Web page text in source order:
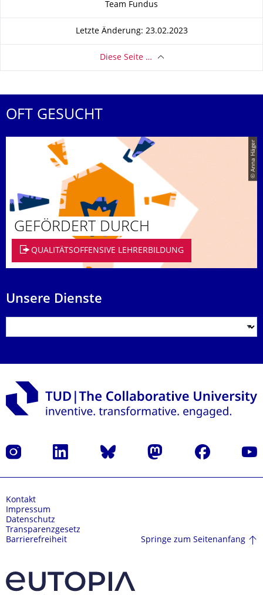
Team Fundus
Letzte Änderung: 23.02.2023
Diese Seite …
OFT GESUCHT
© Anna Häger
GEFÖRDERT DURCH
QUALITÄTSOFFENSIVE LEHRERBILDUNG
Unsere Dienste
Instagram LinkedIn Bluesky Mastodon Facebook
Kontakt
Impressum
Datenschutz
Transparenzgesetz
Barrierefreiheit
Springe zum Seitenanfang